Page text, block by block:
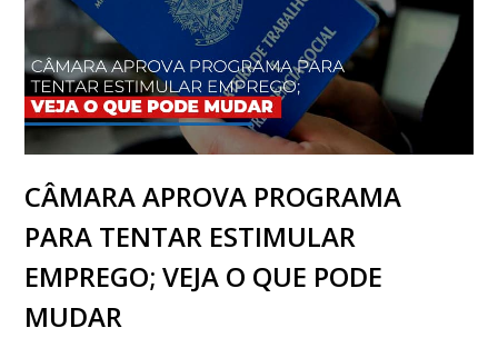
CÂMARA APROVA PROGRAMA
PARA TENTAR ESTIMULAR
EMPREGO; VEJA O QUE PODE
MUDAR